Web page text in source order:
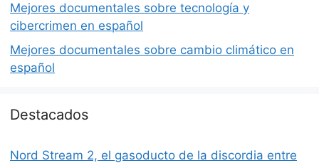
Mejores documentales sobre tecnología y
cibercrimen en español
Mejores documentales sobre cambio climático en
español
Destacados
Nord Stream 2, el gasoducto de la discordia entre